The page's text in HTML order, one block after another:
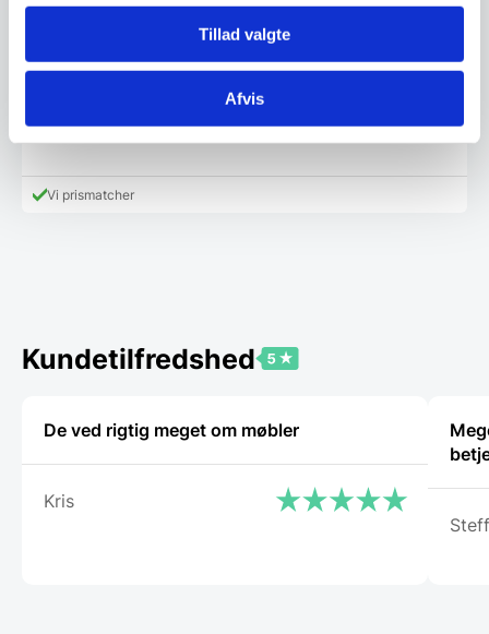
Tillad valgte
Afvis
Vores Masimo stol i beige er yderst populær. Den er behageligt
649,00
Vi prismatcher
Kundetilfredshed
De ved rigtig meget om møbler
Kris